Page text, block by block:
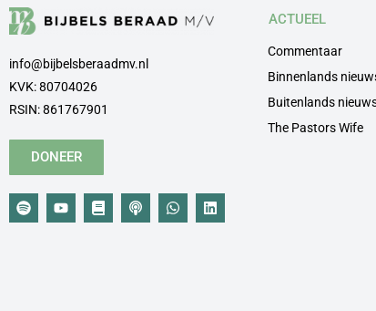
info@bijbelsberaadmv.nl
KVK: 80704026
RSIN: 861767901
DONEER
ACTUEEL
Commentaar
Binnenlands
Buitenlands
The Pastors Wife